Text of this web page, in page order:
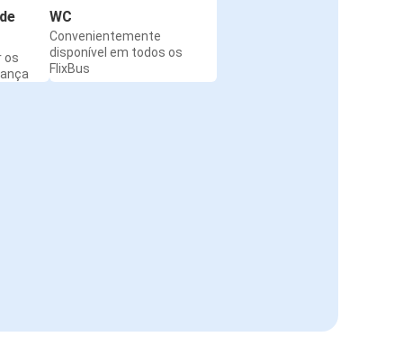
os
WC
Convenientemente
disponível em todos os
FlixBus